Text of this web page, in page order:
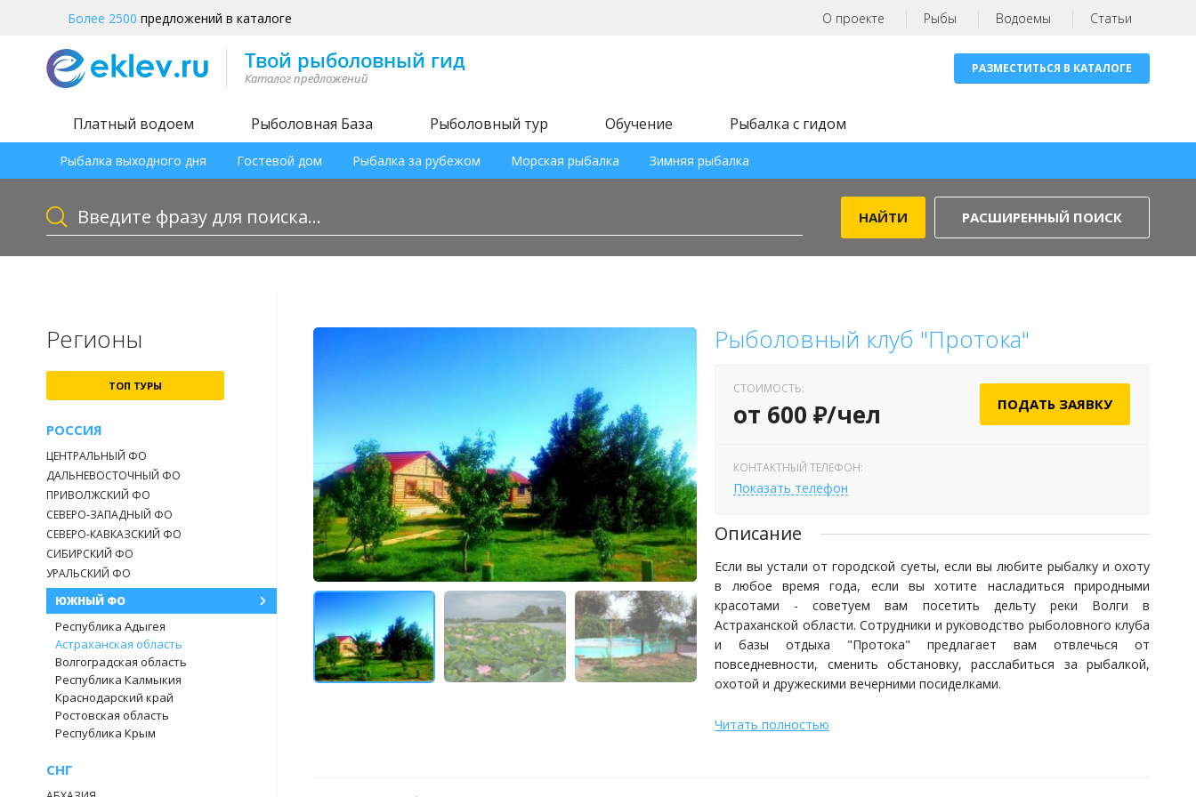
Более 2500 предложений в каталоге О проекте Рыбы Водоемы Статьи
РАЗМЕСТИТЬСЯ В КАТАЛОГЕ
Платный водоем Рыболовная База Рыболовный тур Обучение Рыбалка с гидом
Рыбалка выходного дня Гостевой дом Рыбалка за рубежом Морская рыбалка Зимняя рыбалка
РАСШИРЕННЫЙ ПОИСК
Регионы
ТОП ТУРЫ
РОССИЯ
ЦЕНТРАЛЬНЫЙ ФО
ДАЛЬНЕВОСТОЧНЫЙ ФО
ПРИВОЛЖСКИЙ ФО
СЕВЕРО-ЗАПАДНЫЙ ФО
СЕВЕРО-КАВКАЗСКИЙ ФО
СИБИРСКИЙ ФО
УРАЛЬСКИЙ ФО
ЮЖНЫЙ ФО
Республика Адыгея
Астраханская область
Волгоградская область
Республика Калмыкия
Краснодарский край
Ростовская область
Республика Крым
СНГ
Рыболовный клуб "Протока"
СТОИМОСТЬ:
от 600 ₽/чел ПОДАТЬ ЗАЯВКУ
КОНТАКТНЫЙ ТЕЛЕФОН:
Показать телефон
Описание
Если вы устали от городской суеты, если вы любите рыбалку и охоту
в любое время года, если вы хотите насладиться природными
красотами - советуем вам посетить дельту реки Волги в
Астраханской области. Сотрудники и руководство рыболовного клуба
и базы отдыха "Протока" предлагает вам отвлечься от
повседневности, сменить обстановку, расслабиться за рыбалкой,
охотой и дружескими вечерними посиделками.
Место для базы выбрано очень живописное: база расположена на
Читать полностью